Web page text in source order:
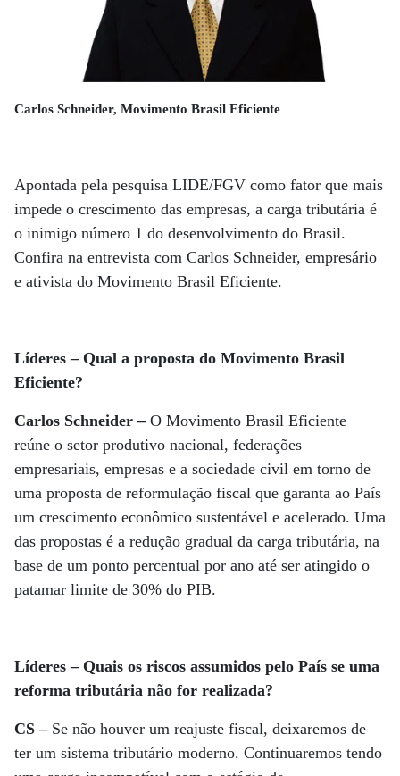
Carlos Schneider, Movimento Brasil Eficiente
Apontada pela pesquisa LIDE/FGV como fator que mais
impede o crescimento das empresas, a carga tributária é
o inimigo número 1 do desenvolvimento do Brasil.
Confira na entrevista com Carlos Schneider, empresário
e ativista do Movimento Brasil Eficiente.
Líderes – Qual a proposta do Movimento Brasil
Eficiente?
Carlos Schneider –O Movimento Brasil Eficiente
reúne o setor produtivo nacional, federações
empresariais, empresas e a sociedade civil em torno de
uma proposta de reformulação fiscal que garanta ao País
um crescimento econômico sustentável e acelerado. Uma
das propostas é a redução gradual da carga tributária, na
base de um ponto percentual por ano até ser atingido o
patamar limite de 30% do PIB.
Líderes – Quais os riscos assumidos pelo País se uma
reforma tributária não for realizada?
CS –Se não houver um reajuste fiscal, deixaremos de
ter um sistema tributário moderno. Continuaremos tendo